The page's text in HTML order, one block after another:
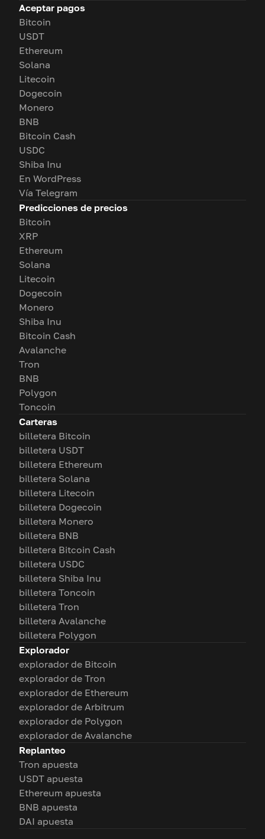
Aceptar pagos
Bitcoin
USDT
Ethereum
Solana
Litecoin
Dogecoin
Monero
BNB
Bitcoin Cash
USDC
Shiba Inu
En WordPress
Vía Telegram
Predicciones de precios
Bitcoin
XRP
Ethereum
Solana
Litecoin
Dogecoin
Monero
Shiba Inu
Bitcoin Cash
Avalanche
Tron
BNB
Polygon
Toncoin
Carteras
billetera Bitcoin
billetera USDT
billetera Ethereum
billetera Solana
billetera Litecoin
billetera Dogecoin
billetera Monero
billetera BNB
billetera Bitcoin Cash
billetera USDC
billetera Shiba Inu
billetera Toncoin
billetera Tron
billetera Avalanche
billetera Polygon
Explorador
explorador de Bitcoin
explorador de Tron
explorador de Ethereum
explorador de Arbitrum
explorador de Polygon
explorador de Avalanche
Replanteo
Tron apuesta
USDT apuesta
Ethereum apuesta
BNB apuesta
DAI apuesta